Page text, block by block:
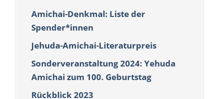
Amichai-Denkmal: Liste der
Spender*innen
Jehuda-Amichai-Literaturpreis
Sonderveranstaltung 2024: Yehuda
Amichai zum 100. Geburtstag
Rückblick 2023